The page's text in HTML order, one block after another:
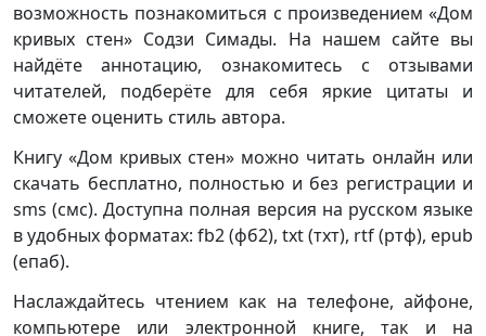
возможность познакомиться с произведением «Дом
кривых стен» Содзи Симады. На нашем сайте вы
найдёте аннотацию, ознакомитесь с отзывами
читателей, подберёте для себя яркие цитаты и
сможете оценить стиль автора.
Книгу «Дом кривых стен» можно читать онлайн или
скачать бесплатно, полностью и без регистрации и
sms (смс). Доступна полная версия на русском языке
в удобных форматах: fb2 (фб2), txt (тхт), rtf (ртф), epub
(епаб).
Наслаждайтесь чтением как на телефоне, айфоне,
компьютере или электронной книге, так и на